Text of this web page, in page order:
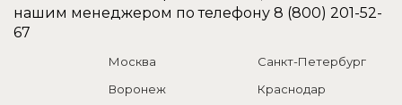
нашим менеджером по телефону 8 (800) 201-52-
67
Москва
Санкт-Петербург
Воронеж
Краснодар